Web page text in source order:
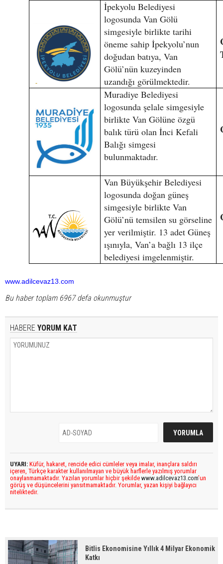
İpekyolu Belediyesi
logosunda Van Gölü
simgesiyle birlikte tarihi
öneme sahip İpekyolu’nun
doğudan batıya, Van
Gölü’nün kuzeyinden
uzandığı görülmektedir.
Muradiye Belediyesi
logosunda şelale simgesiyle
birlikte Van Gölüne özgü
balık türü olan İnci Kefali
Balığı simgesi
bulunmaktadır.
Van Büyükşehir Belediyesi
logosunda doğan güneş
simgesiyle birlikte Van
Gölü’nü temsilen su görseline
yer verilmiştir. 13 adet Güneş
ışınıyla, Van’a bağlı 13 ilçe
belediyesi imgelenmiştir.
www.adilcevaz13.com
Bu haber toplam 6967 defa okunmuştur
HABERE YORUM KAT
UYARI: Küfür, hakaret, rencide edici cümleler veya imalar, inançlara saldırı
içeren, Türkçe karakter kullanılmayan ve büyük harflerle yazılmış yorumlar
onaylanmamaktadır. Yazılan yorumlar hiçbir şekilde www.adilcevaz13.com’un
görüş ve düşüncelerini yansıtmamaktadır. Yorumlar, yazan kişiyi bağlayıcı
niteliktedir.
Bitlis Ekonomisine Yıllık 4 Milyar Ekonomik
Katkı